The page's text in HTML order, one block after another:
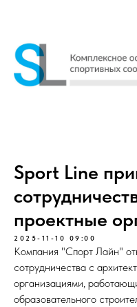
Sport Line
проектные
2025-11-10 09:00
Компания "Спорт Лайн"
сотрудничества с
организациями,
образовательного